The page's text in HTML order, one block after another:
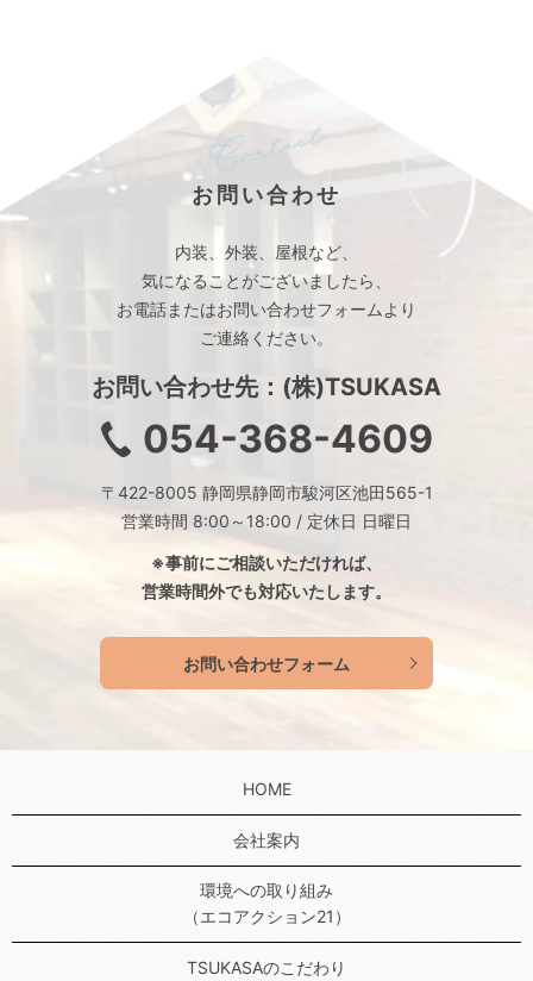
お問い合わせ
内装、外装、屋根など、
気になることがございましたら、
お電話またはお問い合わせフォームより
ご連絡ください。
お問い合わせ先：(株)TSUKASA
054-368-4609
〒422-8005 静岡県静岡市駿河区池田565-1
営業時間 8:00～18:00 / 定休日 日曜日
※事前にご相談いただければ、
営業時間外でも対応いたします。
お問い合わせフォーム
HOME
会社案内
環境への取り組み
（エコアクション21）
TSUKASAのこだわり